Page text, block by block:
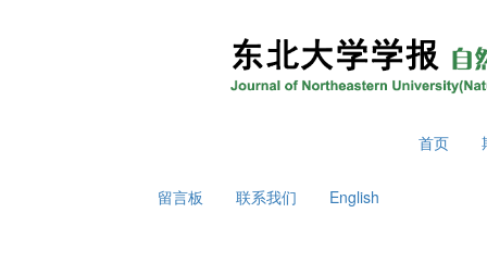
首页
留言板 联系我们 English